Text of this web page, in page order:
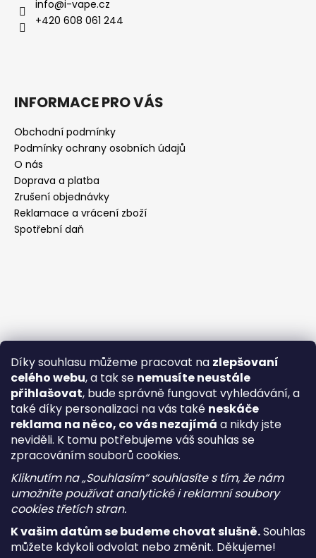
Díky souhlasu můžeme pracovat na zlepšovaní
celého webu, a tak se nemusíte neustále
přihlašovat, bude správně fungovat vyhledávání, a
také díky personalizaci na vás také neskáče
reklama na něco, co vás nezajímá a nikdy jste
neviděli. K tomu potřebujeme váš souhlas se
zpracováním souborů cookies.
Kliknutím na „Souhlasím“ souhlasíte s tím, že nám
umožníte používat analytické i reklamní soubory
cookies třetích stran.
K vašim datům se budeme chovat slušně.Souhlas
můžete kdykoli odvolat nebo změnit. Děkujeme!
info@i-vape.cz
+420 608 061 244
INFORMACE PRO VÁS
Obchodní podmínky
Podmínky ochrany osobních údajů
O nás
Doprava a platba
Zrušení objednávky
Reklamace a vrácení zboží
Spotřební daň